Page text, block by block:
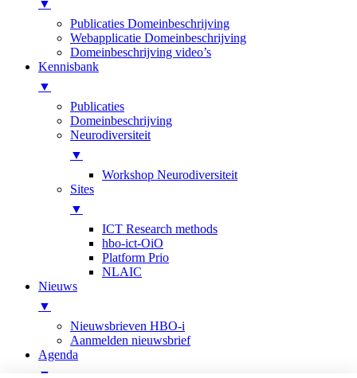
▼
Publicaties Domeinbeschrijving
Webapplicatie Domeinbeschrijving
Domeinbeschrijving video’s
Kennisbank
▼
Publicaties
Domeinbeschrijving
Neurodiversiteit
▼
Workshop Neurodiversiteit
Sites
▼
ICT Research methods
hbo-ict-OiO
Platform Prio
NLAIC
Nieuws
▼
Nieuwsbrieven HBO-i
Aanmelden nieuwsbrief
Agenda
▼